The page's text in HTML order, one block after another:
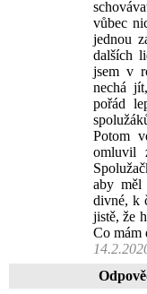
vůbec
jednou
dalších
jsem v
nechá
pořád
Potom
omluvil
aby měl
divné, k
jistě, že
Co mám